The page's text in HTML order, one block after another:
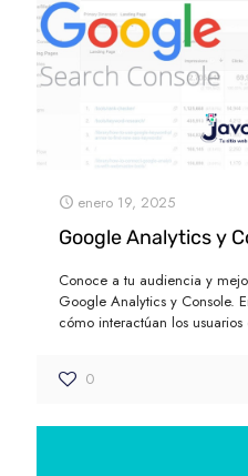
enero 19, 2025
Google Analytics y
Conoce a tu audiencia y
Google Analytics y Console.
cómo interactúan los
0